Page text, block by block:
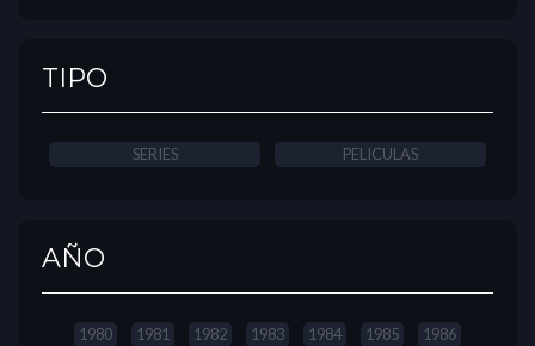
TIPO
SERIES PELICULAS
AÑO
1980 1981 1982 1983 1984 1985 1986